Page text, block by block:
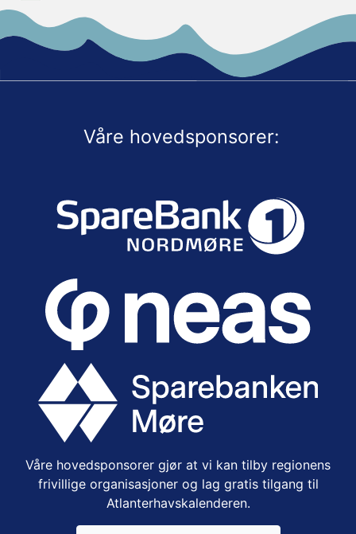
Våre hovedsponsorer:
Våre hovedsponsorer gjør at vi kan tilby regionens
frivillige organisasjoner og lag gratis tilgang til
Atlanterhavskalenderen.